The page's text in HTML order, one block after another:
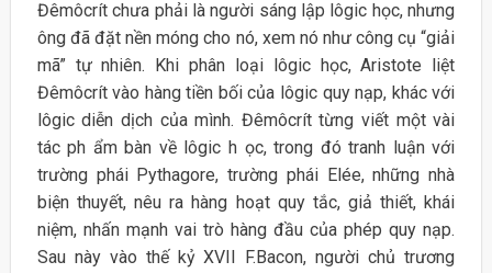
Đêmôcrít chưa phải là người sáng lập lôgic học, nhưng
ông đã đặt nền móng cho nó, xem nó như công cụ “giải
mã” tự nhiên. Khi phân loại lôgic học, Aristote liệt
Đêmôcrít vào hàng tiền bối của lôgic quy nạp, khác với
lôgic diễn dịch của mình. Đêmôcrít từng viết một vài
tác ph ẩm bàn về lôgic h ọc, trong đó tranh luận với
trường phái Pythagore, trường phái Elée, những nhà
biện thuyết, nêu ra hàng hoạt quy tắc, giả thiết, khái
niệm, nhấn mạnh vai trò hàng đầu của phép quy nạp.
Sau này vào thế kỷ XVII F.Bacon, người chủ trương